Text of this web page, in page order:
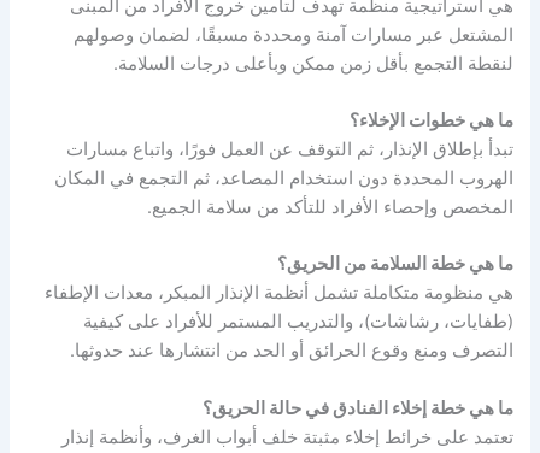
هي استراتيجية منظمة تهدف لتأمين خروج الأفراد من المبنى
المشتعل عبر مسارات آمنة ومحددة مسبقًا، لضمان وصولهم
لنقطة التجمع بأقل زمن ممكن وبأعلى درجات السلامة.
ما هي خطوات الإخلاء؟
تبدأ بإطلاق الإنذار، ثم التوقف عن العمل فورًا، واتباع مسارات
الهروب المحددة دون استخدام المصاعد، ثم التجمع في المكان
المخصص وإحصاء الأفراد للتأكد من سلامة الجميع.
ما هي خطة السلامة من الحريق؟
هي منظومة متكاملة تشمل أنظمة الإنذار المبكر، معدات الإطفاء
(طفايات، رشاشات)، والتدريب المستمر للأفراد على كيفية
التصرف ومنع وقوع الحرائق أو الحد من انتشارها عند حدوثها.
ما هي خطة إخلاء الفنادق في حالة الحريق؟
تعتمد على خرائط إخلاء مثبتة خلف أبواب الغرف، وأنظمة إنذار